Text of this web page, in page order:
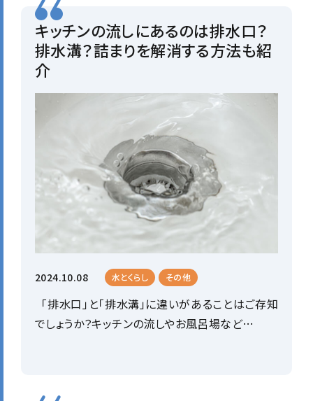
キッチンの流しにあるのは排水口？
排水溝？詰まりを解消する方法も紹
介
2024.10.08 水とくらし その他
「排水口」と「排水溝」に違いがあることはご存知
でしょうか？キッチンの流しやお風呂場など…